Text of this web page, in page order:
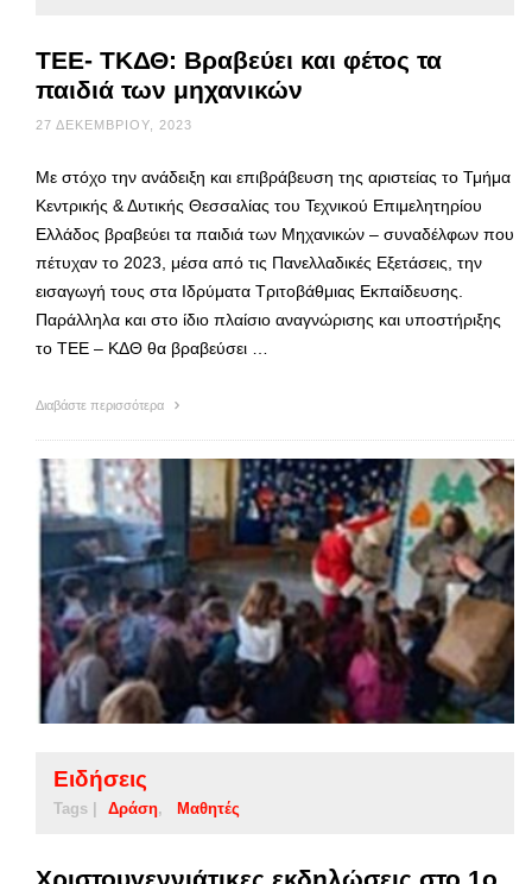
ΤΕΕ- ΤΚΔΘ: Bραβεύει και φέτος τα
παιδιά των μηχανικών
27 ΔΕΚΕΜΒΡΊΟΥ, 2023
Με στόχο την ανάδειξη και επιβράβευση της αριστείας το Τμήμα
Κεντρικής & Δυτικής Θεσσαλίας του Τεχνικού Επιμελητηρίου
Ελλάδος βραβεύει τα παιδιά των Μηχανικών – συναδέλφων που
πέτυχαν το 2023, μέσα από τις Πανελλαδικές Εξετάσεις, την
εισαγωγή τους στα Ιδρύματα Τριτοβάθμιας Εκπαίδευσης.
Παράλληλα και στο ίδιο πλαίσιο αναγνώρισης και υποστήριξης
το ΤΕΕ – ΚΔΘ θα βραβεύσει …
Διαβάστε περισσότερα
Ειδήσεις
Tags | Δράση Μαθητές